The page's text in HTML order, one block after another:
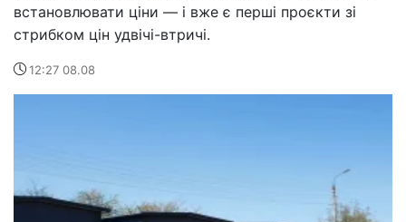
встановлювати ціни — і вже є перші проєкти зі
стрибком цін удвічі-втричі.
12:27 08.08